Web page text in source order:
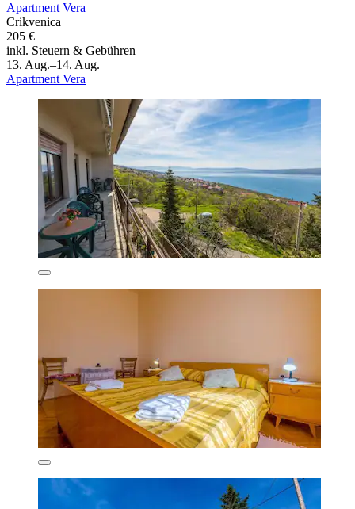
Apartment Vera
Crikvenica
205 €
inkl. Steuern & Gebühren
13. Aug.–14. Aug.
Apartment Vera